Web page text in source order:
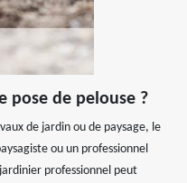
pose de pelouse ?
de jardin ou de paysage, le
ou un professionnel
professionnel peut